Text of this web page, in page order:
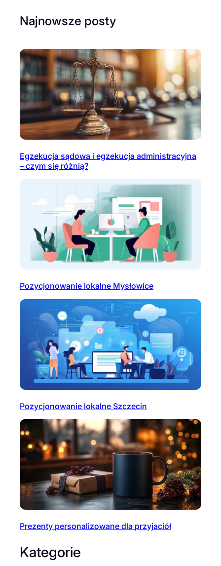
Najnowsze posty
Egzekucja sądowa i egzekucja administracyjna
– czym się różnią?
Pozycjonowanie lokalne Mysłowice
Pozycjonowanie lokalne Szczecin
Prezenty personalizowane dla przyjaciół
Kategorie